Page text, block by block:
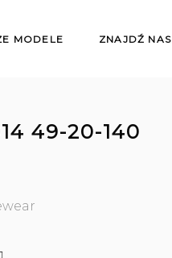
MODELE ZNAJDŹ NAS
49-20-140